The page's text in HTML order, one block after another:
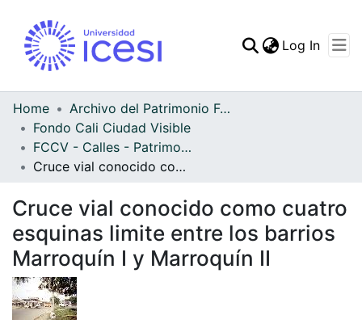
Log In
Home
Archivo del Patrimonio Fotográfico y Fílmico del Valle del Cauca
Fondo Cali Ciudad Visible
FCCV - Calles - Patrimonial
Cruce vial conocido como cuatro esquinas limite entre los barrios Marroquín I y Marroquín II
Cruce vial conocido como cuatro
esquinas limite entre los barrios
Marroquín I y Marroquín II